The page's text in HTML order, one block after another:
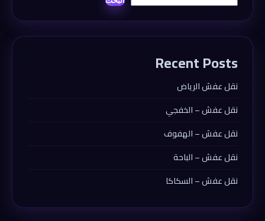
Recent Posts
نقل عفش الرياض
نقل عفش – الخفجي
نقل عفش – الهفوف
نقل عفش – الباحة
نقل عفش – السكاكا